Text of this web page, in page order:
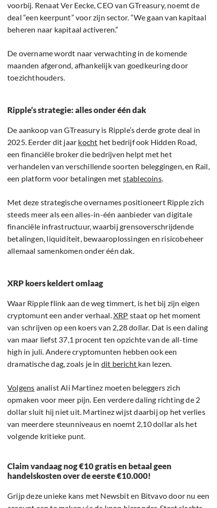
voorbij. Renaat Ver Eecke, CEO van GTreasury, noemt de
deal “een keerpunt” voor zijn sector. “We gaan van kapitaal
beheren naar kapitaal activeren.”
De overname wordt naar verwachting in de komende
maanden afgerond, afhankelijk van goedkeuring door
toezichthouders.
Ripple’s strategie: alles onder één dak
De aankoop van GTreasury is Ripple’s derde grote deal in
2025. Eerder dit jaar kocht het bedrijf ook Hidden Road,
een financiële broker die bedrijven helpt met het
verhandelen van verschillende soorten beleggingen, en Rail,
een platform voor betalingen met stablecoins.
Met deze strategische overnames positioneert Ripple zich
steeds meer als een alles-in-één aanbieder van digitale
financiële infrastructuur, waarbij grensoverschrijdende
betalingen, liquiditeit, bewaaroplossingen en risicobeheer
allemaal samenkomen onder één dak.
XRP koers keldert omlaag
Waar Ripple flink aan de weg timmert, is het bij zijn eigen
cryptomunt een ander verhaal.XRP staat op het moment
van schrijven op een koers van 2,28 dollar. Dat is een daling
van maar liefst 37,1 procent ten opzichte van de all-time
high in juli. Andere cryptomunten hebben ook een
dramatische dag, zoals je in dit bericht kan lezen.
Volgens analist Ali Martinez moeten beleggers zich
opmaken voor meer pijn. Een verdere daling richting de 2
dollar sluit hij niet uit. Martinez wijst daarbij op het verlies
van meerdere steunniveaus en noemt 2,10 dollar als het
volgende kritieke punt.
Claim vandaag nog €10 gratis en betaal geen
handelskosten over de eerste €10.000!
Grijp deze unieke kans met Newsbit en Bitvavo door nu een